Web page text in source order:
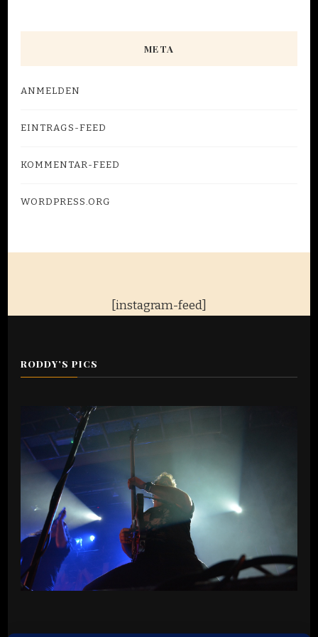
META
ANMELDEN
EINTRAGS-FEED
KOMMENTAR-FEED
WORDPRESS.ORG
[instagram-feed]
RODDY’S PICS